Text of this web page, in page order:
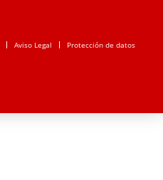
Aviso Legal Protección de datos